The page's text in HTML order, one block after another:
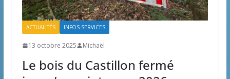
ACTUALITÉS INFOS-SERVICES
13 octobre 2025 Michaël
Le bois du Castillon fermé